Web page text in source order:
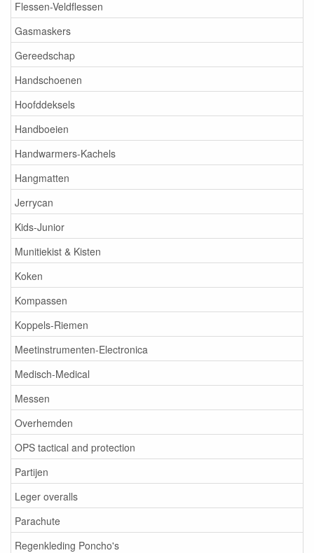
Flessen-Veldflessen
Gasmaskers
Gereedschap
Handschoenen
Hoofddeksels
Handboeien
Handwarmers-Kachels
Hangmatten
Jerrycan
Kids-Junior
Munitiekist & Kisten
Koken
Kompassen
Koppels-Riemen
Meetinstrumenten-Electronica
Medisch-Medical
Messen
Overhemden
OPS tactical and protection
Partijen
Leger overalls
Parachute
Regenkleding Poncho's